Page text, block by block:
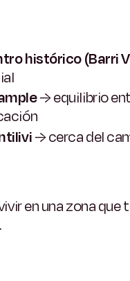
histórico (Barri
→ equilibrio
→ cerca del
en una zona